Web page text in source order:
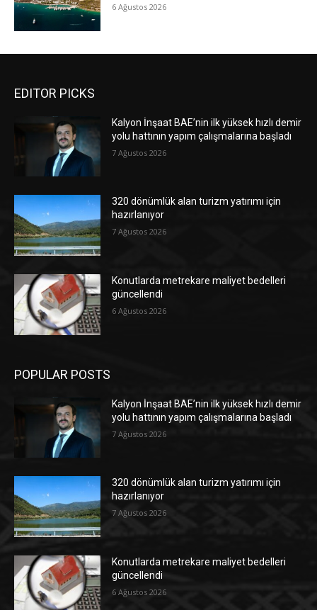
6 Ağustos 2026
EDITOR PICKS
Kalyon İnşaat BAE’nin ilk yüksek hızlı demir
yolu hattının yapım çalışmalarına başladı
7 Ağustos 2026
320 dönümlük alan turizm yatırımı için
hazırlanıyor
7 Ağustos 2026
Konutlarda metrekare maliyet bedelleri
güncellendi
6 Ağustos 2026
POPULAR POSTS
Kalyon İnşaat BAE’nin ilk yüksek hızlı demir
yolu hattının yapım çalışmalarına başladı
7 Ağustos 2026
320 dönümlük alan turizm yatırımı için
hazırlanıyor
7 Ağustos 2026
Konutlarda metrekare maliyet bedelleri
güncellendi
6 Ağustos 2026